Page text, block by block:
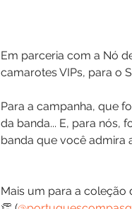
Em parceria com a Nó
camarotes VIPs, para o
Para a campanha, que
da banda... E, para nós,
banda que você admira
Mais um para a coleção